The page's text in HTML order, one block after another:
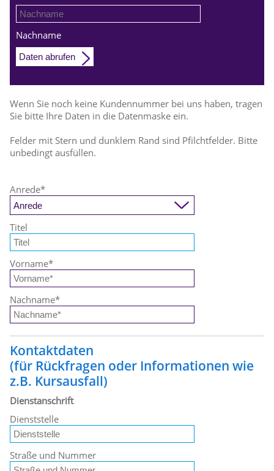
Nachname
Daten abrufen
Wenn Sie noch keine Kundennummer bei uns haben, tragen
Sie bitte Ihre Daten in die Datenmaske ein.
Felder mit Stern und dunklem Rand sind Pfilchtfelder. Bitte
unbedingt ausfüllen.
Anrede*
Titel
Vorname*
Nachname*
Kontaktdaten
(für Rückfragen oder Informationen wie
z.B. Kursausfall)
Dienstanschrift
Dienststelle
Straße und Nummer